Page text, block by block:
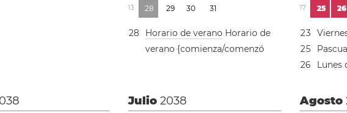
13 28 29 30 31
28 Horario de verano Horario de
verano {comienza/comenzó
17 25 26
23
25
26 Lunes
Julio2038 Agosto